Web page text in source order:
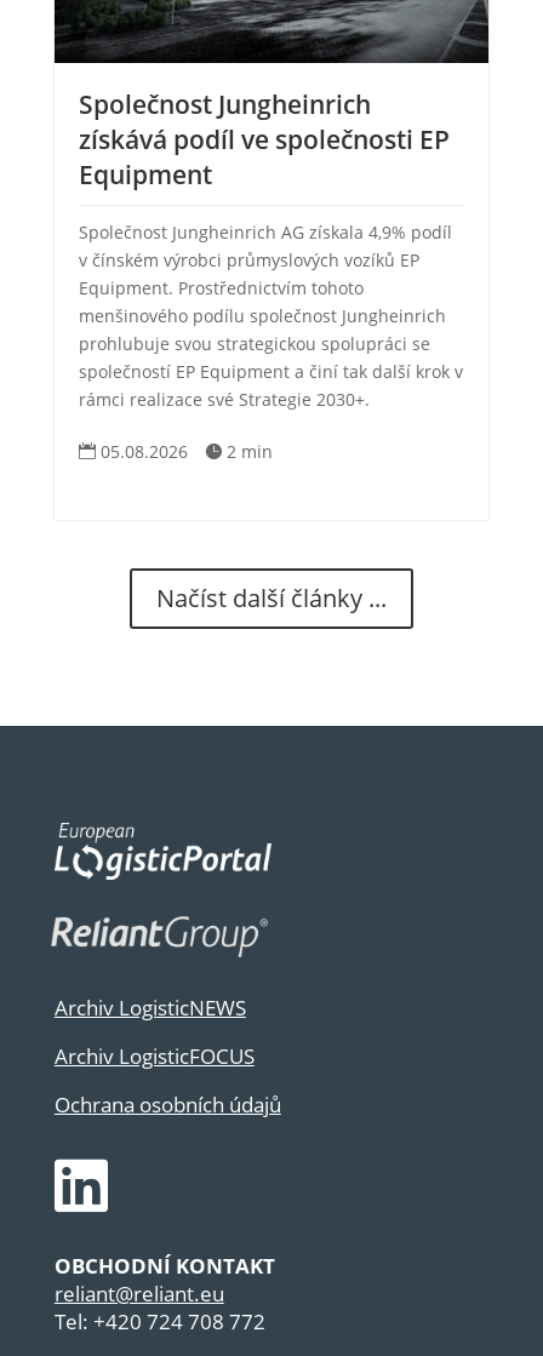
Společnost Jungheinrich
získává podíl ve společnosti EP
Equipment
Společnost Jungheinrich AG získala 4,9% podíl
v čínském výrobci průmyslových vozíků EP
Equipment. Prostřednictvím tohoto
menšinového podílu společnost Jungheinrich
prohlubuje svou strategickou spolupráci se
společností EP Equipment a činí tak další krok v
rámci realizace své Strategie 2030+.
 05.08.2026  2 min
Načíst další články ...
Archiv LogisticNEWS
Archiv LogisticFOCUS
Ochrana osobních údajů

OBCHODNÍ KONTAKT
reliant@reliant.eu
Tel: +420 724 708 772